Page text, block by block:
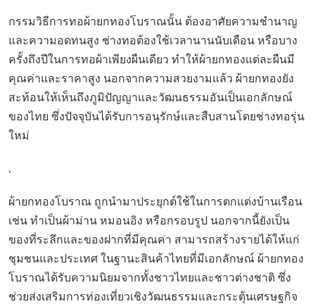
กรรมวิธีการทอผ้ายกทองโบราณนั้น ต้องอาศัยความชำนาญ
และความอดทนสูง ช่างทอต้องใช้เวลานานนับเดือน หรือบาง
ครั้งถึงปีในการทอผ้าเพียงผืนเดียว ทำให้ผ้ายกทองแต่ละผืนมี
คุณค่าและราคาสูง นอกจากความสวยงามแล้ว ผ้ายกทองยัง
สะท้อนให้เห็นถึงภูมิปัญญาและวัฒนธรรมอันเป็นเอกลักษณ์
ของไทย ซึ่งปัจจุบันได้รับการอนุรักษ์และสืบสานโดยช่างทอรุ่น
ใหม่
.
ผ้ายกทองโบราณ ถูกนำมาประยุกต์ใช้ในการตกแต่งบ้านเรือน
เช่น ทำเป็นผ้าม่าน หมอนอิง หรือกรอบรูป นอกจากนี้ยังเป็น
ของที่ระลึกและของฝากที่มีคุณค่า สามารถสร้างรายได้ให้แก่
ชุมชนและประเทศ ในฐานะสินค้าไทยที่มีเอกลักษณ์ ผ้ายกทอง
โบราณได้รับความนิยมจากทั้งชาวไทยและชาวต่างชาติ ซึ่ง
ช่วยส่งเสริมการท่องเที่ยวเชิงวัฒนธรรมและกระตุ้นเศรษฐกิจ